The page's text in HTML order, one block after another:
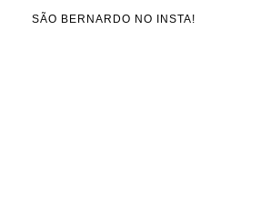
SÃO BERNARDO NO INSTA!